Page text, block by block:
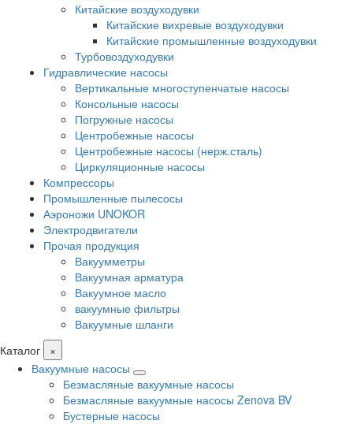
Китайские воздуходувки
Китайские вихревые воздуходувки
Китайские промышленные воздуходувки
Турбовоздуходувки
Гидравлические насосы
Вертикальные многоступенчатые насосы
Консольные насосы
Погружные насосы
Центробежные насосы
Центробежные насосы (нерж.сталь)
Циркуляционные насосы
Компрессоры
Промышленные пылесосы
Аэроножи UNOKOR
Электродвигатели
Прочая продукция
Вакуумметры
Вакуумная арматура
Вакуумное масло
вакуумные фильтры
Вакуумные шланги
Каталог
×
Вакуумные насосы
Безмасляные вакуумные насосы
Безмасляные вакуумные насосы Zenova BV
Бустерные насосы